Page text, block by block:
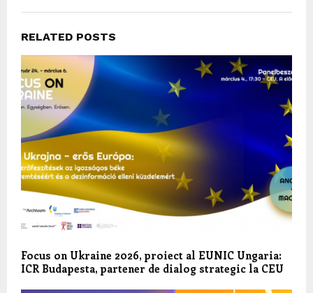
RELATED POSTS
Focus on Ukraine 2026, proiect al EUNIC Ungaria:
ICR Budapesta, partener de dialog strategic la CEU